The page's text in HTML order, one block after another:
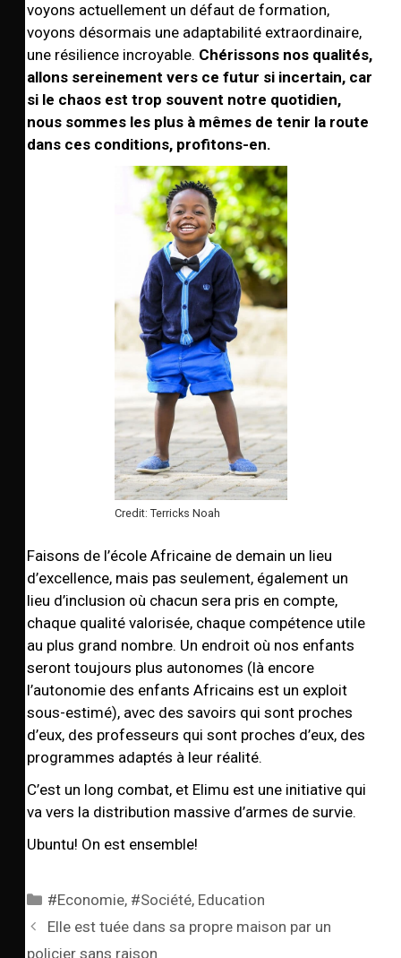
voyons actuellement un défaut de formation,
voyons désormais une adaptabilité extraordinaire,
une résilience incroyable. Chérissons nos qualités,
allons sereinement vers ce futur si incertain, car
si le chaos est trop souvent notre quotidien,
nous sommes les plus à mêmes de tenir la route
dans ces conditions, profitons-en.
Credit: Terricks Noah
Faisons de l’école Africaine de demain un lieu
d’excellence, mais pas seulement, également un
lieu d’inclusion où chacun sera pris en compte,
chaque qualité valorisée, chaque compétence utile
au plus grand nombre. Un endroit où nos enfants
seront toujours plus autonomes (là encore
l’autonomie des enfants Africains est un exploit
sous-estimé), avec des savoirs qui sont proches
d’eux, des professeurs qui sont proches d’eux, des
programmes adaptés à leur réalité.
C’est un long combat, et Elimu est une initiative qui
va vers la distribution massive d’armes de survie.
Ubuntu! On est ensemble!
#Economie, #Société, Education
Elle est tuée dans sa propre maison par un
policier sans raison